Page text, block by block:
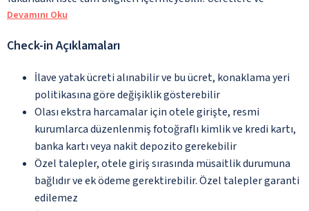
Devamını Oku
Check-in Açıklamaları
İlave yatak ücreti alınabilir ve bu ücret, konaklama yeri
politikasına göre değişiklik gösterebilir
Olası ekstra harcamalar için otele girişte, resmi
kurumlarca düzenlenmiş fotoğraflı kimlik ve kredi kartı,
banka kartı veya nakit depozito gerekebilir
Özel talepler, otele giriş sırasında müsaitlik durumuna
bağlıdır ve ek ödeme gerektirebilir. Özel talepler garanti
edilemez